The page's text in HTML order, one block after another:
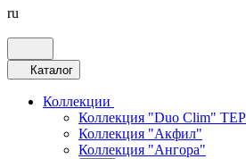
ru
Каталог
Коллекции
Коллекция "Duo Clim"
Коллекция "Акфил"
Коллекция "Ангора"